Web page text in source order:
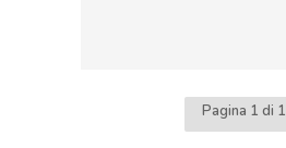
Pagina 1 di 1